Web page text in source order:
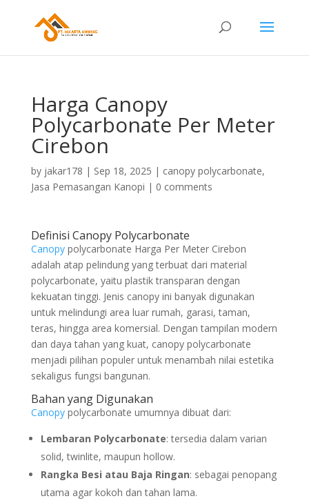
Harga Canopy
Polycarbonate Per Meter
Cirebon
by jakar178 | Sep 18, 2025 | canopy polycarbonate,
Jasa Pemasangan Kanopi | 0 comments
Definisi Canopy Polycarbonate
Canopypolycarbonate Harga Per Meter Cirebon
adalah atap pelindung yang terbuat dari material
polycarbonate, yaitu plastik transparan dengan
kekuatan tinggi. Jenis canopy ini banyak digunakan
untuk melindungi area luar rumah, garasi, taman,
teras, hingga area komersial. Dengan tampilan modern
dan daya tahan yang kuat, canopy polycarbonate
menjadi pilihan populer untuk menambah nilai estetika
sekaligus fungsi bangunan.
Bahan yang Digunakan
Canopypolycarbonate umumnya dibuat dari:
Lembaran Polycarbonate: tersedia dalam varian
solid, twinlite, maupun hollow.
Rangka Besi atau Baja Ringan: sebagai penopang
utama agar kokoh dan tahan lama.